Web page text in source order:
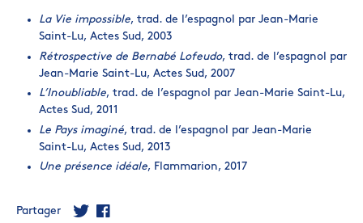
La Vie impossible, trad. de l’espagnol par Jean-Marie
Saint-Lu, Actes Sud, 2003
Rétrospective de Bernabé Lofeudo, trad. de l’espagnol par
Jean-Marie Saint-Lu, Actes Sud, 2007
L’Inoubliable, trad. de l’espagnol par Jean-Marie Saint-Lu,
Actes Sud, 2011
Le Pays imaginé, trad. de l’espagnol par Jean-Marie
Saint-Lu, Actes Sud, 2013
Une présence idéale, Flammarion, 2017
Partager